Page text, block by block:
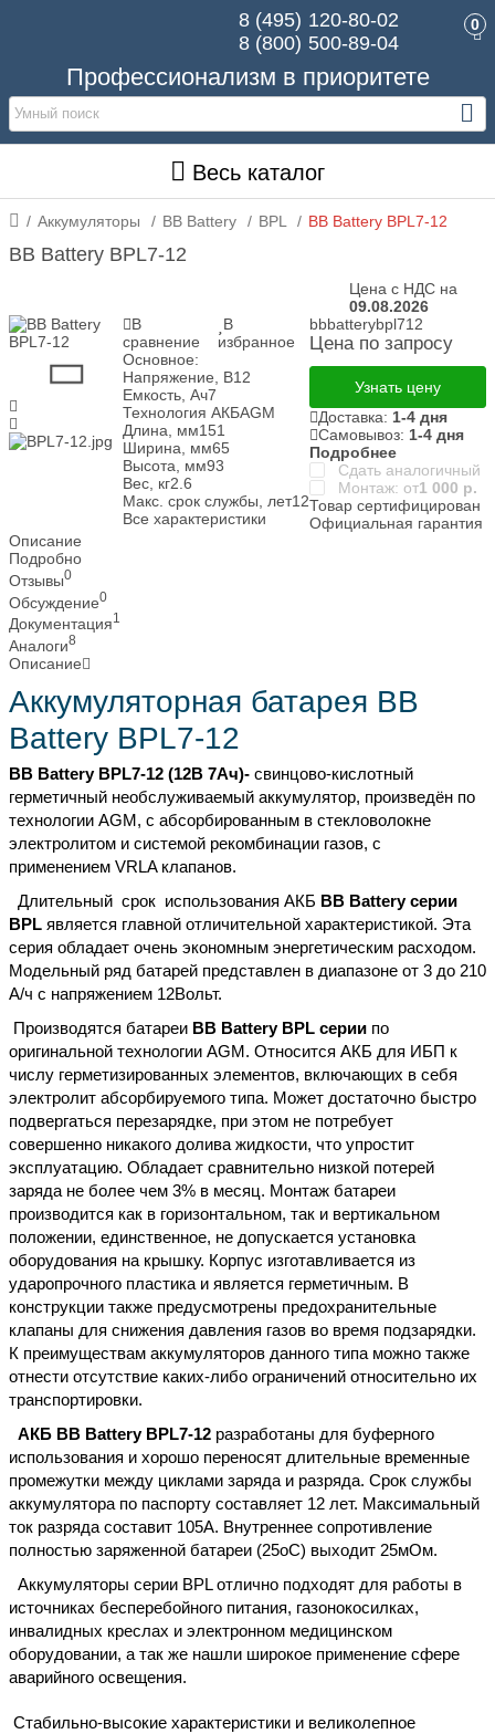
Профессионализм в приоритете
8 (495) 120-80-02
8 (800) 500-89-04
0
Весь каталог
Аккумуляторы BB Battery BPL BB Battery BPL7-12
BB Battery BPL7-12
Цена с НДС на
09.08.2026
В
сравнение
В
избранное
Основное:
Напряжение, В12
Емкость, Ач7
Технология АКБAGM
Длина, мм151
Ширина, мм65
Высота, мм93
Вес, кг2.6
Макс. срок службы, лет12
Все характеристики
bbbatterybpl712
Цена по запросу
Узнать цену
Доставка: 1-4 дня
Самовывоз: 1-4 дня
Подробнее
Сдать аналогичный
Монтаж: от1 000 р.
Товар сертифицирован
Официальная гарантия
Описание
Подробно
Отзывы0
Обсуждение0
Документация1
Аналоги8
Описание
Аккумуляторная батарея BB
Battery BPL7-12
BB Battery BPL7-12 (12В 7Ач)- свинцово-кислотный
герметичный необслуживаемый аккумулятор, произведён по
технологии AGM, с абсорбированным в стекловолокне
электролитом и системой рекомбинации газов, c
применением VRLA клапанов.
Длительный срок использования АКБ BB Battery серии
BPL является главной отличительной характеристикой. Эта
серия обладает очень экономным энергетическим расходом.
Модельный ряд батарей представлен в диапазоне от 3 до 210
А/ч с напряжением 12Вольт.
Производятся батареи BB Battery BPL серии по
оригинальной технологии AGM. Относится АКБ для ИБП к
числу герметизированных элементов, включающих в себя
электролит абсорбируемого типа. Может достаточно быстро
подвергаться перезарядке, при этом не потребует
совершенно никакого долива жидкости, что упростит
эксплуатацию. Обладает сравнительно низкой потерей
заряда не более чем 3% в месяц. Монтаж батареи
производится как в горизонтальном, так и вертикальном
положении, единственное, не допускается установка
оборудования на крышку. Корпус изготавливается из
ударопрочного пластика и является герметичным. В
конструкции также предусмотрены предохранительные
клапаны для снижения давления газов во время подзарядки.
К преимуществам аккумуляторов данного типа можно также
отнести отсутствие каких-либо ограничений относительно их
транспортировки.
АКБ BB Battery BPL7-12 разработаны для буферного
использования и хорошо переносят длительные временные
промежутки между циклами заряда и разряда. Срок службы
аккумулятора по паспорту составляет 12 лет. Максимальный
ток разряда составит 105А. Внутреннее сопротивление
полностью заряженной батареи (25oС) выходит 25мОм.
Аккумуляторы серии BPL отлично подходят для работы в
источниках бесперебойного питания, газонокосилках,
инвалидных креслах и электронном медицинском
оборудовании, а так же нашли широкое применение сфере
аварийного освещения.
Стабильно-высокие характеристики и великолепное